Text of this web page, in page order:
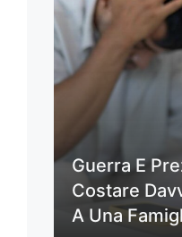
Guerra E
Costare
A Una